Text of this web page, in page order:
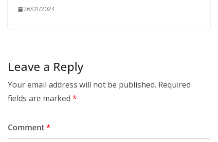
26/01/2024
Leave a Reply
Your email address will not be published. Required
fields are marked *
Comment*